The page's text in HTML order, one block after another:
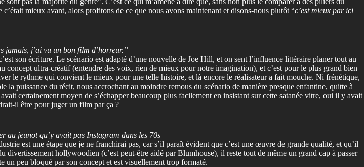
mieux avant, alors profitons de ce que nous avons maintenant et disons-nous plutôt “c’est mieux par ici
jamais, j’ai vu un bon film d’horreur.”
son écriture. Le scénario est adapté d’une nouvelle de Joe Hill, et on sent l’influence littéraire planer tout au
concept ultra-créatif (entendre des voix, rien de mieux pour notre imagination), et c’est pour le plus grand bien
le rythme qui convient le mieux pour une telle histoire, et là encore le réalisateur a fait mouche. Ni frénétique,
puissance du récit, nous accrochant au moindre remous du scénario de manière presque enfantine, quitte à
certainement moyen de s’échapper beaucoup plus facilement en insistant sur cette satanée vitre, oui il y avait
il être pour juger un film par ça ?
au jeunot qu’y avait pas Instagram dans les 70s
est une étape que je ne franchirai pas, car s’il paraît évident que c’est une œuvre de grande qualité, et qu’il
divertissement hollywoodien (c’est peut-être aidé par Blumhouse), il reste tout de même un grand cap à passer
un peu bloqué par son concept et est visuellement trop formaté.